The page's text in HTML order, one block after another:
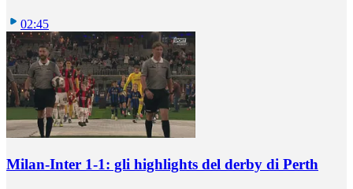
02:45
Milan-Inter 1-1: gli highlights del derby di Perth